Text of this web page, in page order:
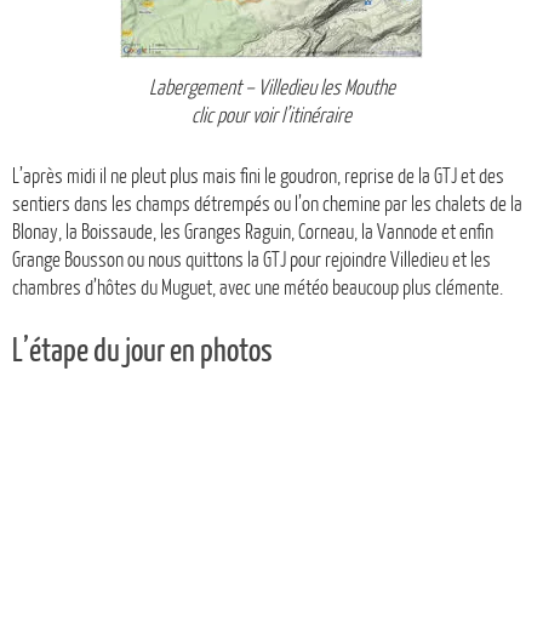
Labergement – Villedieu les Mouthe
clic pour voir l’itinéraire
L’après midi il ne pleut plus mais fini le goudron, reprise de la GTJ et des
sentiers dans les champs détrempés ou l’on chemine par les chalets de la
Blonay, la Boissaude, les Granges Raguin, Corneau, la Vannode et enfin
Grange Bousson ou nous quittons la GTJ pour rejoindre Villedieu et les
chambres d’hôtes du Muguet, avec une météo beaucoup plus clémente.
L’étape du jour en photos